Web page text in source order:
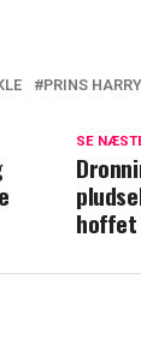
alt
siger
PRINS HARRY
SE
hoffet